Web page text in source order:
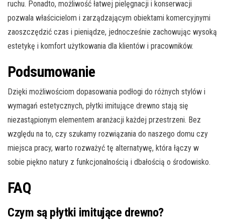
ruchu. Ponadto, możliwość łatwej pielęgnacji i konserwacji
pozwala właścicielom i zarządzającym obiektami komercyjnymi
zaoszczędzić czas i pieniądze, jednocześnie zachowując wysoką
estetykę i komfort użytkowania dla klientów i pracowników.
Podsumowanie
Dzięki możliwościom dopasowania podłogi do różnych stylów i
wymagań estetycznych, płytki imitujące drewno stają się
niezastąpionym elementem aranżacji każdej przestrzeni. Bez
względu na to, czy szukamy rozwiązania do naszego domu czy
miejsca pracy, warto rozważyć tę alternatywę, która łączy w
sobie piękno natury z funkcjonalnością i dbałością o środowisko.
FAQ
Czym są płytki imitujące drewno?